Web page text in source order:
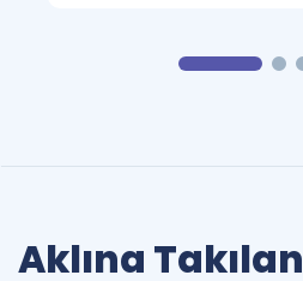
Aklına Takılan